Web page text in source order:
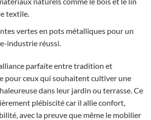
textile.
vertes en pots métalliques pour un
industrie réussi.
parfaite entre tradition et
pour ceux qui souhaitent cultiver une
dans leur jardin ou terrasse. Ce
plébiscité car il allie confort,
avec la preuve que même le mobilier